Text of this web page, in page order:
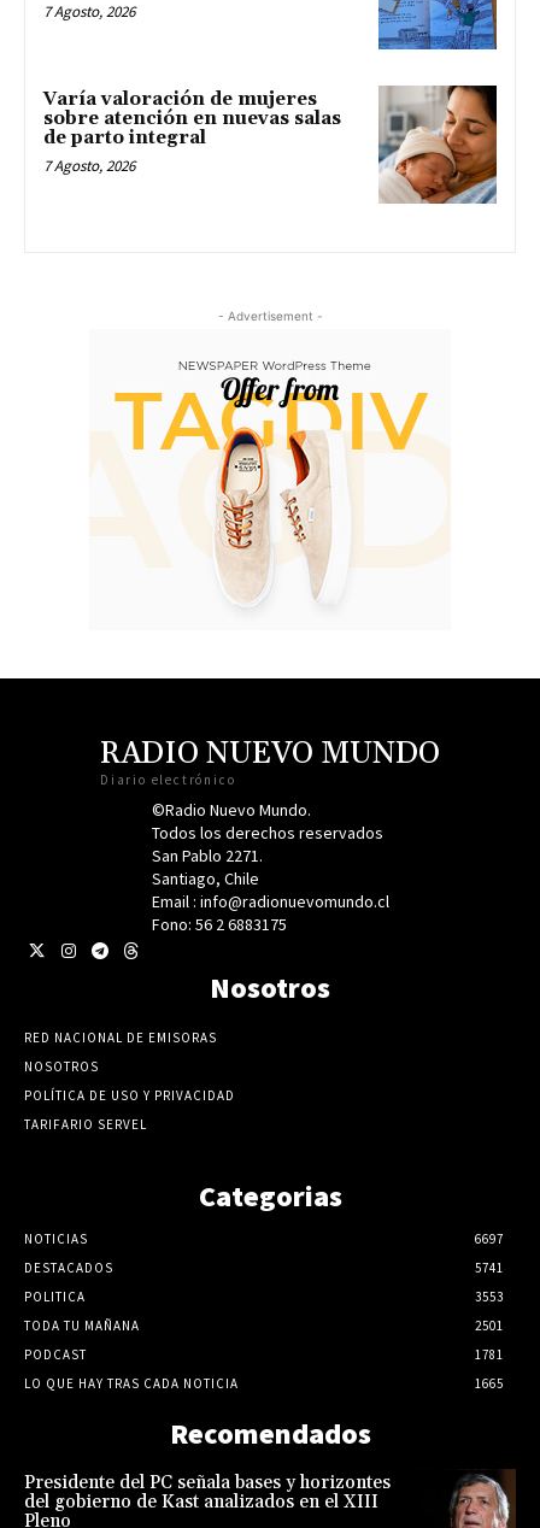
7 Agosto, 2026
Varía valoración de mujeres
sobre atención en nuevas salas
de parto integral
7 Agosto, 2026
- Advertisement -
RADIO NUEVO MUNDO
Diario electrónico
©Radio Nuevo Mundo.
Todos los derechos reservados
San Pablo 2271.
Santiago, Chile
Email : info@radionuevomundo.cl
Fono: 56 2 6883175
Nosotros
RED NACIONAL DE EMISORAS
NOSOTROS
POLÍTICA DE USO Y PRIVACIDAD
TARIFARIO SERVEL
Categorias
NOTICIAS
6697
DESTACADOS
5741
POLITICA
3553
TODA TU MAÑANA
2501
PODCAST
1781
LO QUE HAY TRAS CADA NOTICIA
1665
Recomendados
Presidente del PC señala bases y horizontes
del gobierno de Kast analizados en el XIII
Pleno